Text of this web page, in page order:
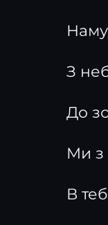
З
До
Ми з
В